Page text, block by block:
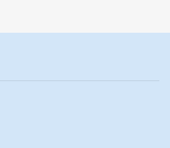
状与人工制焦球法一致或优于人工